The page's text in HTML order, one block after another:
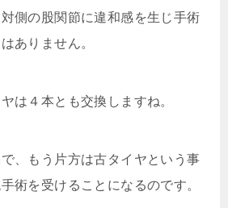
側の股関節に違和感を生じ手術
ありません。
は４本とも交換しますね。
、もう片方は古タイヤという事
術を受けることになるのです。